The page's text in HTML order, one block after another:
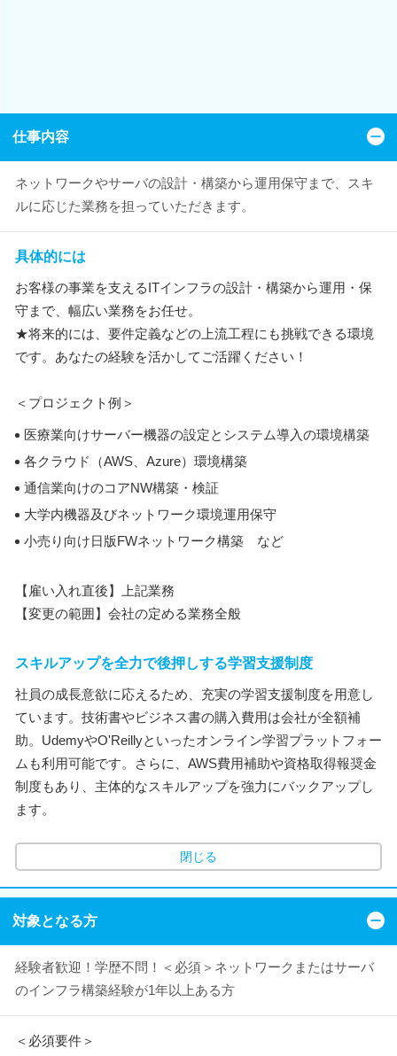
仕事内容
ネットワークやサーバの設計・構築から運用保守まで、スキ
ルに応じた業務を担っていただきます。
具体的には
お客様の事業を支えるITインフラの設計・構築から運用・保
守まで、幅広い業務をお任せ。
★将来的には、要件定義などの上流工程にも挑戦できる環境
です。あなたの経験を活かしてご活躍ください！
＜プロジェクト例＞
医療業向けサーバー機器の設定とシステム導入の環境構築
各クラウド（AWS、Azure）環境構築
通信業向けのコアNW構築・検証
大学内機器及びネットワーク環境運用保守
小売り向け日版FWネットワーク構築 など
【雇い入れ直後】上記業務
【変更の範囲】会社の定める業務全般
スキルアップを全力で後押しする学習支援制度
社員の成長意欲に応えるため、充実の学習支援制度を用意し
ています。技術書やビジネス書の購入費用は会社が全額補
助。UdemyやO'Reillyといったオンライン学習プラットフォー
ムも利用可能です。さらに、AWS費用補助や資格取得報奨金
制度もあり、主体的なスキルアップを強力にバックアップし
ます。
閉じる
対象となる方
経験者歓迎！学歴不問！＜必須＞ネットワークまたはサーバ
のインフラ構築経験が1年以上ある方
＜必須要件＞